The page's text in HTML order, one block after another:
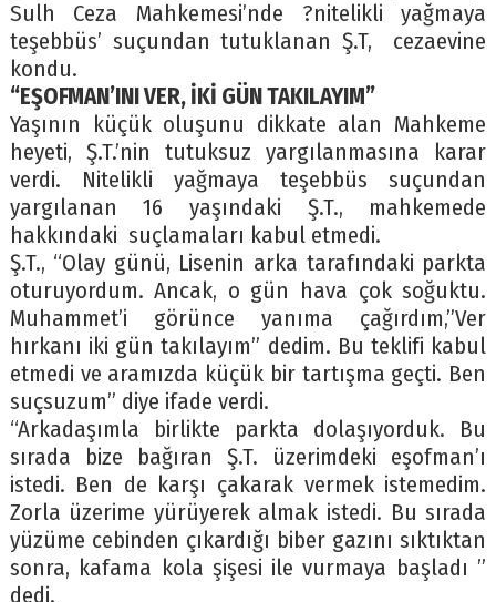
Sulh Ceza Mahkemesi’nde ?nitelikli yağmaya
teşebbüs’ suçundan tutuklanan Ş.T, cezaevine
kondu.
“EŞOFMAN’INI VER, İKİ GÜN TAKILAYIM”
Yaşının küçük oluşunu dikkate alan Mahkeme
heyeti, Ş.T.’nin tutuksuz yargılanmasına karar
verdi. Nitelikli yağmaya teşebbüs suçundan
yargılanan 16 yaşındaki Ş.T., mahkemede
hakkındaki suçlamaları kabul etmedi.
Ş.T., “Olay günü, Lisenin arka tarafındaki parkta
oturuyordum. Ancak, o gün hava çok soğuktu.
Muhammet’i görünce yanıma çağırdım,”Ver
hırkanı iki gün takılayım” dedim. Bu teklifi kabul
etmedi ve aramızda küçük bir tartışma geçti. Ben
suçsuzum” diye ifade verdi.
“Arkadaşımla birlikte parkta dolaşıyorduk. Bu
sırada bize bağıran Ş.T. üzerimdeki eşofman’ı
istedi. Ben de karşı çakarak vermek istemedim.
Zorla üzerime yürüyerek almak istedi. Bu sırada
yüzüme cebinden çıkardığı biber gazını sıktıktan
sonra, kafama kola şişesi ile vurmaya başladı ”
dedi.